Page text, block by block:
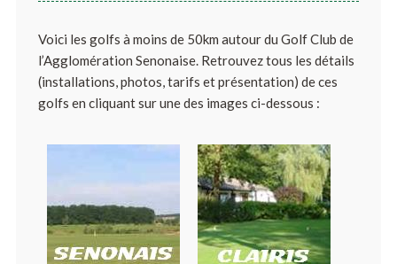
Voici les golfs à moins de 50km autour du Golf Club de
l’Agglomération Senonaise. Retrouvez tous les détails
(installations, photos, tarifs et présentation) de ces
golfs en cliquant sur une des images ci-dessous :